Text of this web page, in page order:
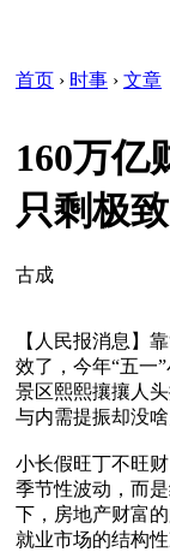
首页 › 时事 › 文章
160万亿
只剩极
古成
【人民报消息】
效了，今年“五一
景区熙熙攘攘人
与内需提振却没
小长假旺丁不旺
季节性波动，而
下，房地产财富
就业市场的结构